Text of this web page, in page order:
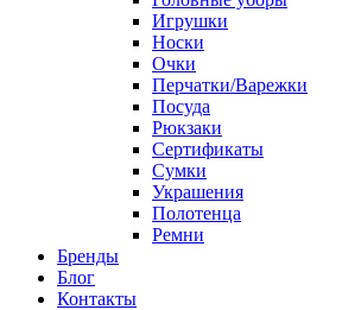
Игрушки
Носки
Очки
Перчатки/Варежки
Посуда
Рюкзаки
Сертификаты
Сумки
Украшения
Полотенца
Ремни
Бренды
Блог
Контакты